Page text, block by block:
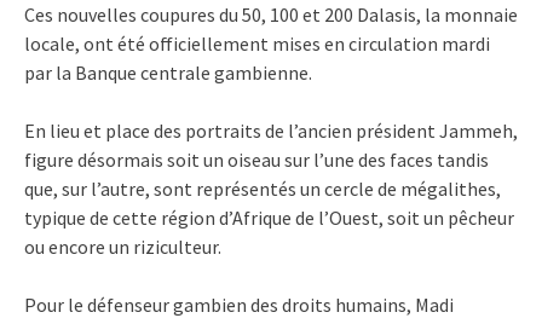
Ces nouvelles coupures du 50, 100 et 200 Dalasis, la monnaie
locale, ont été officiellement mises en circulation mardi
par la Banque centrale gambienne.
En lieu et place des portraits de l’ancien président Jammeh,
figure désormais soit un oiseau sur l’une des faces tandis
que, sur l’autre, sont représentés un cercle de mégalithes,
typique de cette région d’Afrique de l’Ouest, soit un pêcheur
ou encore un riziculteur.
Pour le défenseur gambien des droits humains, Madi